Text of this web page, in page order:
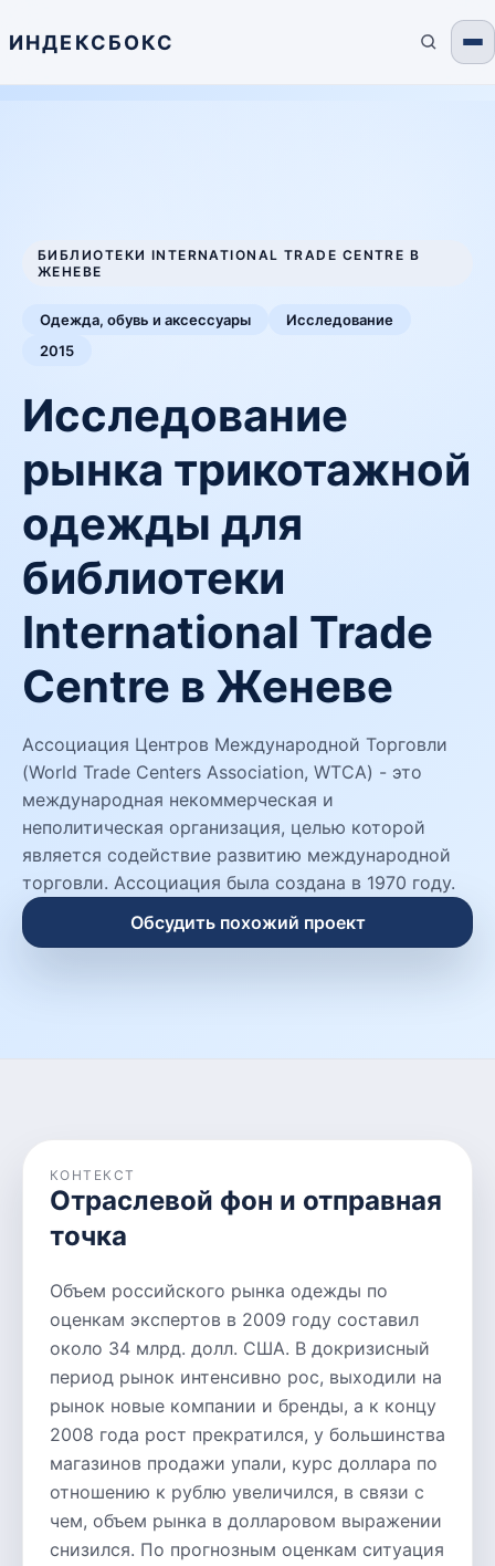
ИНДЕКСБОКС
БИБЛИОТЕКИ INTERNATIONAL TRADE CENTRE В
ЖЕНЕВЕ
Одежда, обувь и аксессуары
Исследование
2015
Исследование
рынка трикотажной
одежды для
библиотеки
International Trade
Centre в Женеве
Ассоциация Центров Международной Торговли
(World Trade Centers Association, WTCA) - это
международная некоммерческая и
неполитическая организация, целью которой
является содействие развитию международной
торговли. Ассоциация была создана в 1970 году.
Обсудить похожий проект
КОНТЕКСТ
Отраслевой фон и отправная
точка
Объем российского рынка одежды по
оценкам экспертов в 2009 году составил
около 34 млрд. долл. США. В докризисный
период рынок интенсивно рос, выходили на
рынок новые компании и бренды, а к концу
2008 года рост прекратился, у большинства
магазинов продажи упали, курс доллара по
отношению к рублю увеличился, в связи с
чем, объем рынка в долларовом выражении
снизился. По прогнозным оценкам ситуация